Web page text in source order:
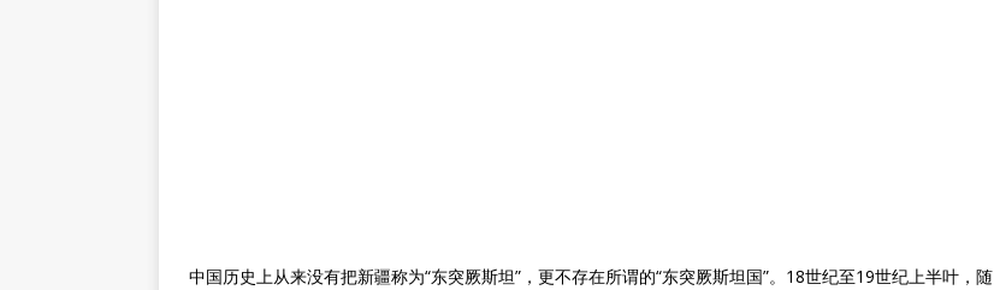
中国历史上从来没有把新疆称为“东突厥斯坦”，更不存在所谓的“东突厥斯坦国”。18世纪至19世纪上半叶，随